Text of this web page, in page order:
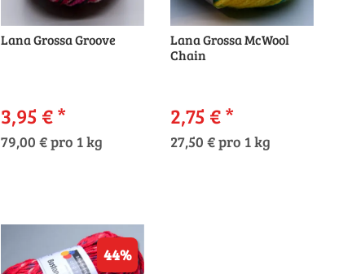
Lana Grossa Groove
3,95 €*
79,00 € pro 1 kg
Lana Grossa McWool
Chain
2,75 €*
27,50 € pro 1 kg
44%